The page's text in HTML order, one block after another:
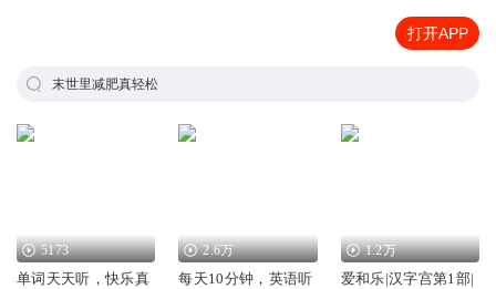
打开APP
末世里减肥真轻松
5173
单词天天听，快乐真
2.6万
每天10分钟，英语听
1.2万
爱和乐|汉字宫第1部|